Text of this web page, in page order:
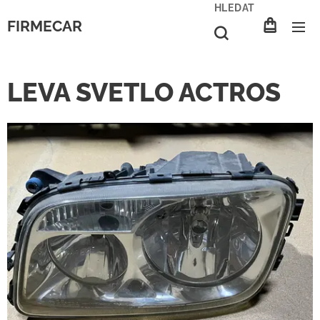
FIRMECAR
HLEDAT
LEVA SVETLO ACTROS